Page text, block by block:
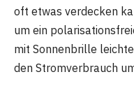
oft etwas verdecken
um ein
mit Sonnenbrille
den Stromverbrauch